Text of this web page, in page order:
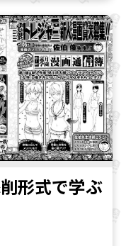
形式で学ぶ